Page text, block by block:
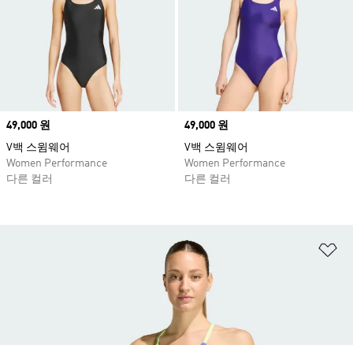
Price
49,000 원
V백 스윔웨어
Women Performance
다른 컬러
Price
49,000 원
V백 스윔웨어
Women Performance
다른 컬러